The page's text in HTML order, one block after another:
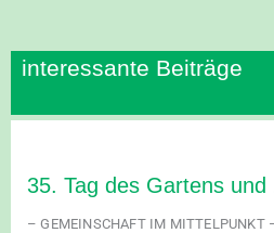
interessante Beiträge
35. Tag des Gartens und
– GEMEINSCHAFT IM